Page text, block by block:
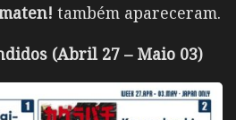
também apareceram.
(Abril 27 – Maio 03)